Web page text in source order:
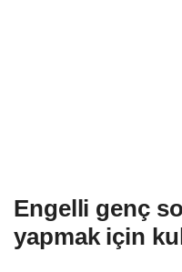
Engelli genç
yapmak için